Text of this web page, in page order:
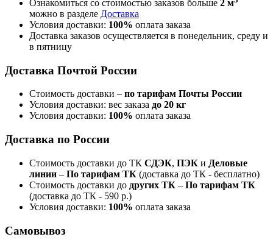
Ознакомиться со стоимостью заказов больше 2 м
можно в разделе Доставка
Условия доставки: 100% оплата заказа
Доставка заказов осуществляется в понедельник, среду и
в пятницу
Доставка Почтой России
Стоимость доставки – по тарифам Почты России
Условия доставки: вес заказа до 20 кг
Условия доставки: 100% оплата заказа
Доставка по России
Стоимость доставки до ТК СДЭК, ПЭК и Деловые
линии – По тарифам ТК (доставка до ТК - бесплатно)
Стоимость доставки до других ТК – По тарифам ТК
(доставка до ТК - 590 р.)
Условия доставки: 100% оплата заказа
Самовывоз